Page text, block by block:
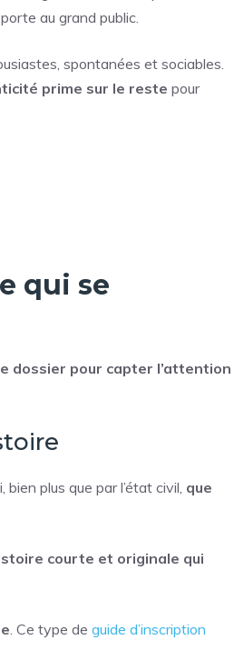
au grand public.
spontanées et sociables.
prime sur le reste pour
qui se
dossier pour capter l’attention
plus que par l’état civil, que
courte et originale qui
. Ce type de guide d’inscription